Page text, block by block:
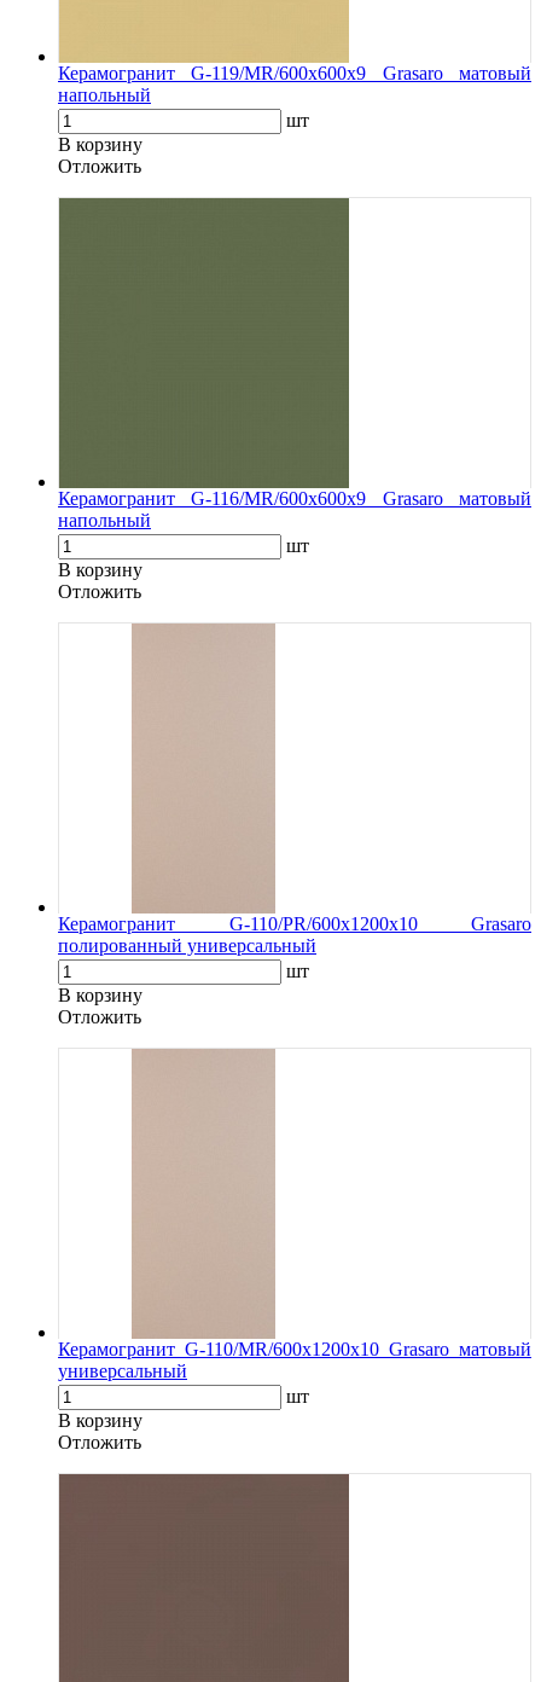
Керамогранит G-119/MR/600x600x9 Grasaro матовый
напольный
шт
В корзину
Oтложить
Керамогранит G-116/MR/600x600x9 Grasaro матовый
напольный
шт
В корзину
Oтложить
Керамогранит G-110/PR/600x1200x10 Grasaro
полированный универсальный
шт
В корзину
Oтложить
Керамогранит G-110/MR/600x1200x10 Grasaro матовый
универсальный
шт
В корзину
Oтложить